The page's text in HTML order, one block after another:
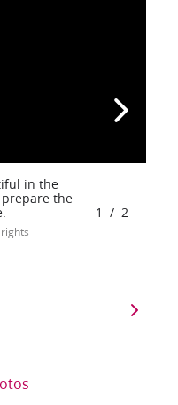
in the
the
1 / 2